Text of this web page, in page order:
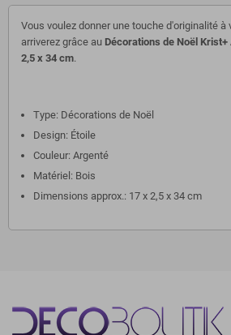
Vous voulez donner une touche d'originalité à
arriverez grâce au Décorations de Noël
2,5 x 34 cm.
Type: Décorations de Noël
Design: Étoile
Couleur: Argenté
Matériel: Bois
Dimensions approx.: 17 x 2,5 x 34 cm